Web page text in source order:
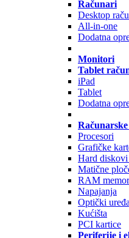
Računari
Desktop
All-in-one
Dodatna
Monitori
Tablet
iPad
Tablet
Dodatna
Procesori
Grafičke
Hard
Matične
RAM
Napajanja
Optički
Kućišta
PCI kartice
Periferije i